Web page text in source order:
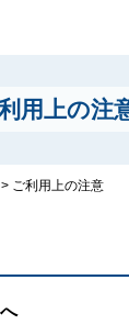
用上の注
> ご利用上の注意